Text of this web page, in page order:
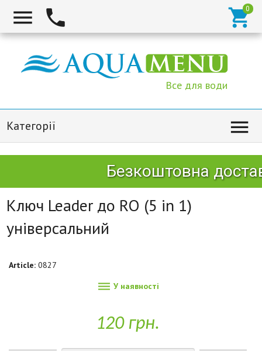
  
Все для води
Категорії 
Безкоштовна
Ключ Leader до RO (5 in 1)
універсальний
Article: 0827
 У наявності
120 грн.